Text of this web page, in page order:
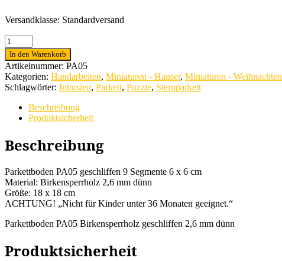
Versandklasse: Standardversand
Parkettboden
PA05
Birkensperrholz
geschliffen
2,6
mm
Menge
In den Warenkorb
Artikelnummer: PA05
Kategorien: Handarbeiten, Miniaturen - Häuser, Miniaturen - Weihnachten
Schlagwörter: Intarsien, Parkett, Puzzle, Sternparkett
Beschreibung
Produktsicherheit
Beschreibung
Parkettboden PA05 geschliffen 9 Segmente 6 x 6 cm
Material: Birkensperrholz 2,6 mm dünn
Größe: 18 x 18 cm
ACHTUNG! „Nicht für Kinder unter 36 Monaten geeignet.“
Parkettboden PA05 Birkensperrholz geschliffen 2,6 mm dünn
Produktsicherheit